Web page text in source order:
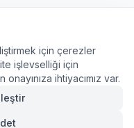
için çerezler
işlevselliği için
ihtiyacımız var.